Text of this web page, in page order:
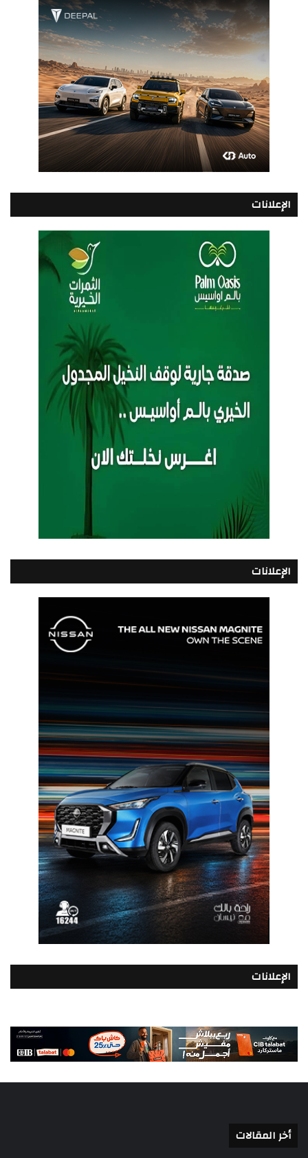
الإعلانات
الإعلانات
الإعلانات
أخر المقالات